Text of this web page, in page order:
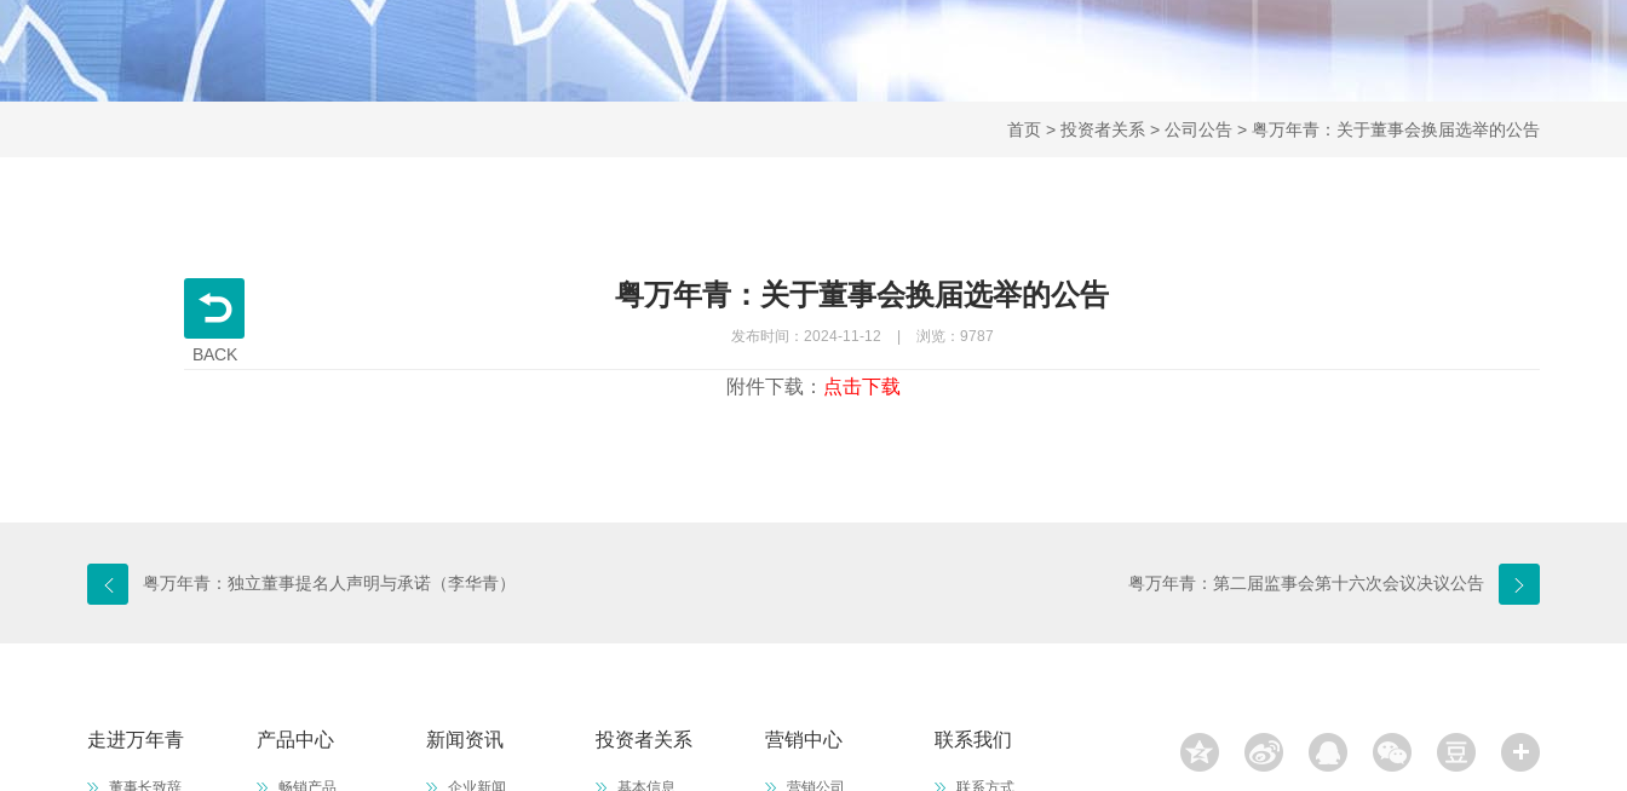
首页 > 投资者关系 > 公司公告 > 粤万年青：关于董事会换届选举的公告
粤万年青：关于董事会换届选举的公告
发布时间：2024-11-12 浏览：9787
附件下载： 点击下载
BACK
粤万年青：独立董事提名人声明与承诺（李华青） 粤万年青：第二届监事会第十六次会议决议公告
走进万年青
董事长致辞
产品中心
畅销产品
新闻资讯
企业新闻
投资者关系
基本信息
营销中心
营销公司
联系我们
联系方式